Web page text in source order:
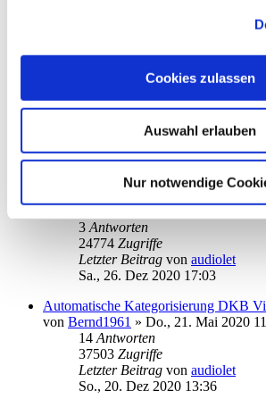
Cookies zulassen
Auswahl erlauben
Nur notwendige
Sa., 02. Jan 2021 13:00
Empfänger, Auswahl, Anzeige
vonhermann1»So., 27. Dez 2020
Zugriffe
Letzter Beitragvonhermann1
Mo., 28. Dez 2020 02:11
Vorgemerkte Umsätze löschen
3 Antworten
24774 Zugriffe
Letzter Beitrag von audiolet
Sa., 26. Dez 2020 17:03
Automatische Kategorisierung DKB
von Bernd1961 » Do., 21. Mai 2020
14 Antworten
37503 Zugriffe
Letzter Beitrag von audiolet
So., 20. Dez 2020 13:36